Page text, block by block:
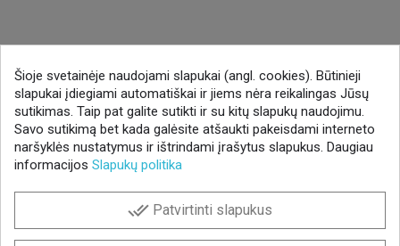
Šioje svetainėje naudojami slapukai (angl. cookies). Būtinieji
slapukai įdiegiami automatiškai ir jiems nėra reikalingas Jūsų
sutikimas. Taip pat galite sutikti ir su kitų slapukų naudojimu.
Savo sutikimą bet kada galėsite atšaukti pakeisdami interneto
naršyklės nustatymus ir ištrindami įrašytus slapukus. Daugiau
informacijos Slapukų politika
done_all Patvirtinti slapukus